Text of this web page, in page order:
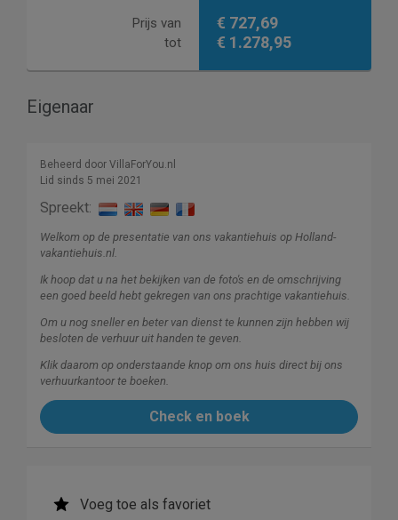
Prijs van
tot
€ 727,69
€ 1.278,95
Eigenaar
Beheerd door VillaForYou.nl
Lid sinds 5 mei 2021
Spreekt:
Welkom op de presentatie van ons vakantiehuis op Holland-
vakantiehuis.nl.
Ik hoop dat u na het bekijken van de foto's en de omschrijving
een goed beeld hebt gekregen van ons prachtige vakantiehuis.
Om u nog sneller en beter van dienst te kunnen zijn hebben wij
besloten de verhuur uit handen te geven.
Klik daarom op onderstaande knop om ons huis direct bij ons
verhuurkantoor te boeken.
Check en boek
Voeg toe als favoriet